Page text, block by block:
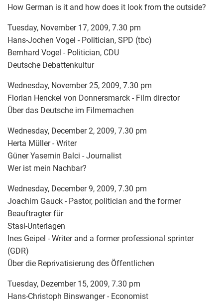
How German is it and how does it look from the outside?
Tuesday, November 17, 2009, 7.30 pm
Hans-Jochen Vogel - Politician, SPD (tbc)
Bernhard Vogel - Politician, CDU
Deutsche Debattenkultur
Wednesday, November 25, 2009, 7.30 pm
Florian Henckel von Donnersmarck - Film director
Über das Deutsche im Filmemachen
Wednesday, December 2, 2009, 7.30 pm
Herta Müller - Writer
Güner Yasemin Balci - Journalist
Wer ist mein Nachbar?
Wednesday, December 9, 2009, 7.30 pm
Joachim Gauck - Pastor, politician and the former
Beauftragter für
Stasi-Unterlagen
Ines Geipel - Writer and a former professional sprinter
(GDR)
Über die Reprivatisierung des Öffentlichen
Tuesday, Dezember 15, 2009, 7.30 pm
Hans-Christoph Binswanger - Economist